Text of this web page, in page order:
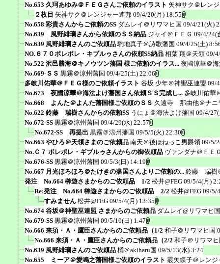
No.653 久珂あゆみ＠ＦＥＧさんご依頼のイラスト 矢神サク＠レン
２枚目 矢神サク＠レンジャー連邦 09/4/20(月) 18:55
No.658 彩貴さんからご依頼のSS ダムレイ＠リワマヒ国 09/4/21(火)
No.639 風野緋璃さんから依頼のＳＳ納品 ジャイ＠ＦＥＧ 09/4/24(
No.639 風野緋璃さんのご依頼品 駒地真子＠詩歌藩国 09/4/25(土)
NO.６７０ポレポレ・キブルゥさんの依頼SS納品 相葉 翔＠天領 09/
No.522 沢邑勝海＠キノウツン藩国 様ご依頼のイラス... 夜國涼華＠
No.669-ＳＳ 黒霧＠涼州藩国 09/4/25(土) 22:06
多岐川佑華＠ＦＥＧ様のご依頼イラスト 谷坂 少年＠神聖巫連盟 09/
No.673 夜國涼華＠海法よけ藩国さん依頼ＳＳ完成し... 多岐川佑華
No.668 よんた＠よんた藩国様ご依頼のＳＳ 久遠寺 那由他＠ナニ
No.622 鈴藤 瑞樹さんからの依頼SS うにょ＠海法よけ藩国 09/4/
No.672-SS 黒霧＠涼州藩国 09/4/29(水) 22:57
No.672-SS 再提出 黒霧＠涼州藩国 09/5/5(火) 22:30
No.663 やひろ＠天領さまのご依頼品 南天＠後ほねっこ男爵領 09/5/
No.Ｃ７ ポレポレ・ギブルゥさんからの御依頼品 ヴァンダナ＠ＦＥ
No.676-SS 黒霧＠涼州藩国 09/5/3(日) 14:19
No.667 月光ほろほろ＠たけきの藩国さんよりご依頼の... 鈴藤 瑞樹
発注 No.664 榊遊さまからのご依頼品 1/2 松井@FEG 09/5/4(月)
Re:発注 No.664 榊遊さまからのご依頼品 2/2 松井@FEG 09/5/
すみません 松井@FEG 09/5/4(月) 13:35
No.674 谷坂＠神聖巫連盟 さまからのご依頼品 ダムレイ@リワマヒ国
No.679-SS 黒霧＠涼州藩国 09/5/10(日) 1:47
No.666 来須・Ａ・鷹臣さんからのご依頼品（1/2 和子＠リワマヒ国
No.666 来須・Ａ・鷹臣さんからのご依頼品（2/2 和子＠リワマ
No.639 風野緋璃さんのご依頼品 橘＠akiharu国 09/5/13(水) 3:24
No.655 ミーア＠愛鳴之藩国様ご依頼のイラスト 霰矢蝶子＠レンジ